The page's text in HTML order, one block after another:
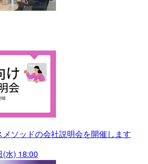
メソッドの会社説明会を開催します
水) 18:00